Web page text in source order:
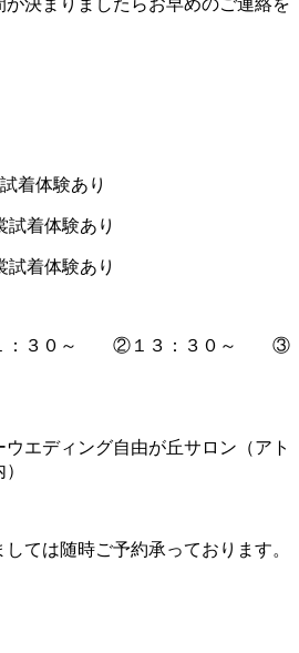
が決まりましたらお早めのご連絡を
着体験あり
着体験あり
着体験あり
１：３０～ ②１３：３０～ ③
ディング自由が丘サロン（アト
ては随時ご予約承っております。